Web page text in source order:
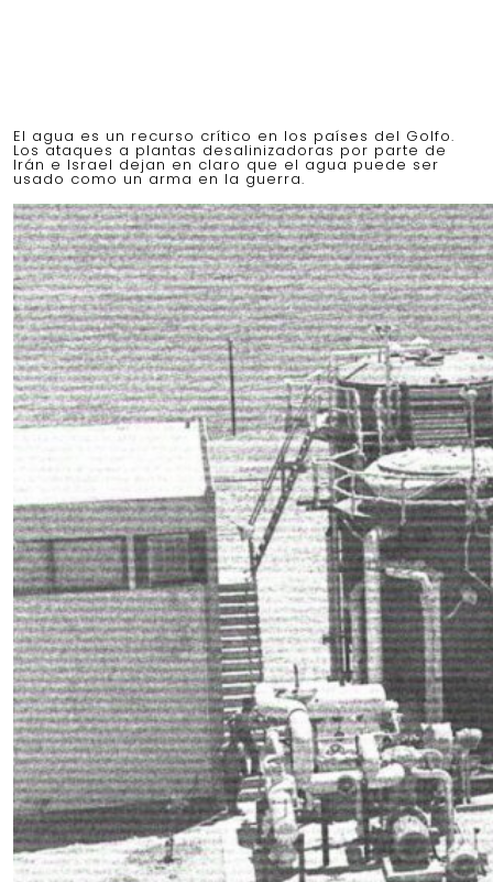
El agua es un recurso crítico en los países del Golfo.
Los ataques a plantas desalinizadoras por parte de
Irán e Israel dejan en claro que el agua puede ser
usado como un arma en la guerra.